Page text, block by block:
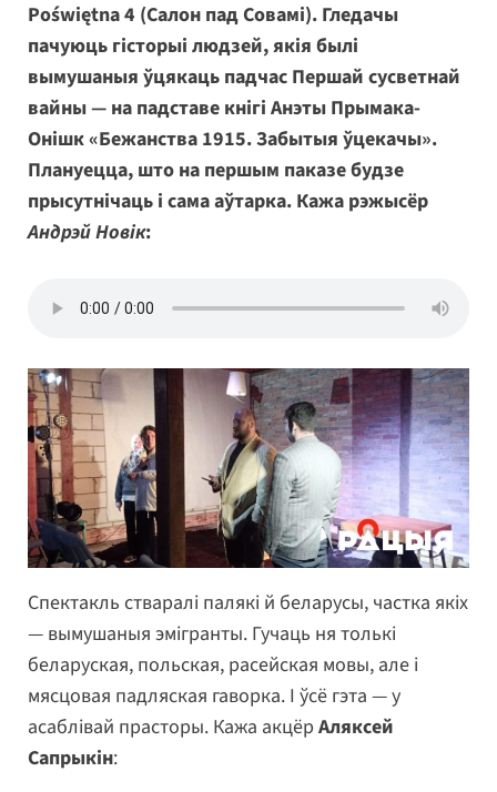
Poświętna 4 (Салон пад Совамі). Гледачы
пачуюць гісторыі людзей, якія былі
вымушаныя ўцякаць падчас Першай сусветнай
вайны — на падставе кнігі Анэты Прымака-
Онішк «Бежанства 1915. Забытыя ўцекачы».
Плануецца, што на першым паказе будзе
прысутнічаць і сама аўтарка. Кажа рэжысёр
Андрэй Новік:
Спектакль стваралі палякі й беларусы, частка якіх
— вымушаныя эмігранты. Гучаць ня толькі
беларуская, польская, расейская мовы, але і
мясцовая падляская гаворка. І ўсё гэта — у
асаблівай прасторы. Кажа акцёр Аляксей
Сапрыкін: